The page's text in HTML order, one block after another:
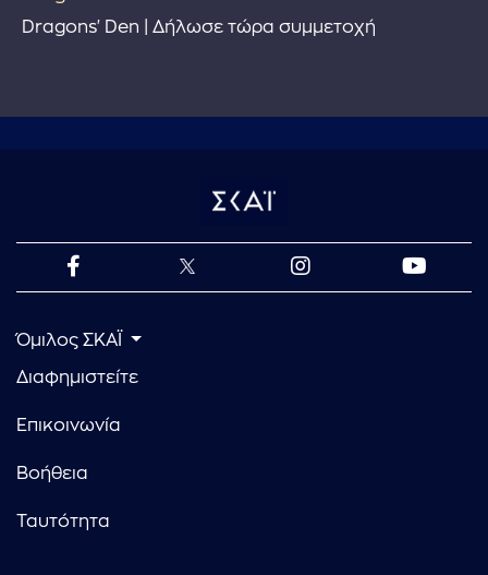
Dragons' Den | Δήλωσε τώρα συμμετοχή
Όμιλος ΣΚΑΪ
Διαφημιστείτε
Επικοινωνία
Βοήθεια
Ταυτότητα